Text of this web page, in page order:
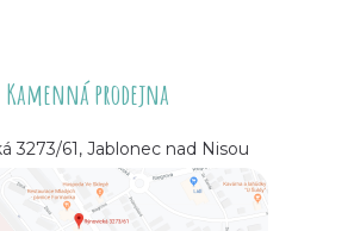
Kamenná prodejna
3273/61, Jablonec nad Nisou